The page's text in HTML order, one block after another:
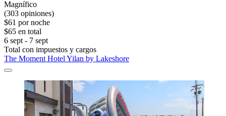
Magnífico
(303 opiniones)
$61 por noche
$65 en total
6 sept - 7 sept
Total con impuestos y cargos
The Moment Hotel Yilan by Lakeshore